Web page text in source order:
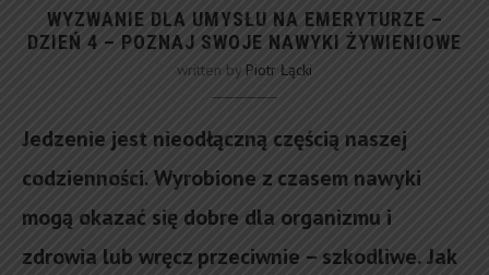
WYZWANIE DLA UMYSŁU NA EMERYTURZE –
DZIEŃ 4 – POZNAJ SWOJE NAWYKI ŻYWIENIOWE
written by Piotr Łącki
Jedzenie jest nieodłączną częścią naszej
codzienności. Wyrobione z czasem nawyki
mogą okazać się dobre dla organizmu i
zdrowia lub wręcz przeciwnie – szkodliwe. Jak